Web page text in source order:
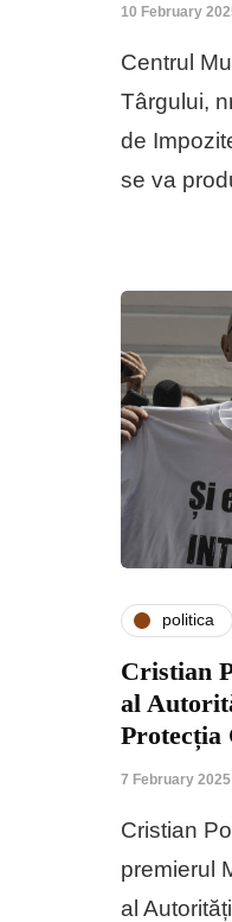
10 February
Centrul
Târgului,
de
se va
politica
Cristian
al
Protecția
7 February 2025
Cristian
premierul
al